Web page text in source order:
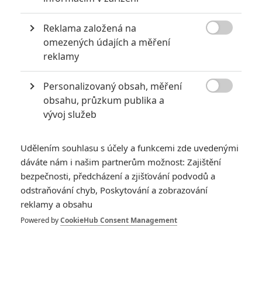
Adria Arjona
Herec
Rinko Kikuchi
Herec
Jin Zhang
Herec
Herec
Herec
Zobrazit další aktéry filmu
Pacific Rim: povstání - Oficiální
Reklama založená na
omezených údajích a měření
reklamy
Personalizovaný obsah, měření
obsahu, průzkum publika a
vývoj služeb
Udělením souhlasu s účely a funkcemi zde uvedenými
dáváte nám i našim partnerům možnost: Zajištění
bezpečnosti, předcházení a zjišťování podvodů a
odstraňování chyb, Poskytování a zobrazování
reklamy a obsahu
Powered byCookieHub Consent Management